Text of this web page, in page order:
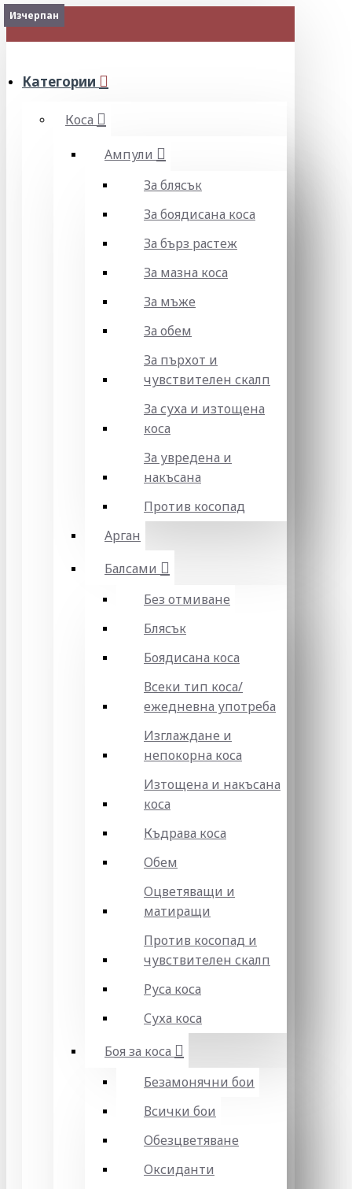
МЕНЮ
Категории
Коса
Ампули
За блясък
За боядисана коса
За бърз растеж
За мазна коса
За мъже
За обем
За пърхот и
чувствителен скалп
За суха и изтощена
коса
За увредена и
накъсана
Против косопад
Арган
Балсами
Без отмиване
Блясък
Боядисана коса
Всеки тип коса/
ежедневна употреба
Изглаждане и
непокорна коса
Изтощена и накъсана
коса
Къдрава коса
Обем
Оцветяващи и
матиращи
Против косопад и
чувствителен скалп
Руса коса
Суха коса
Боя за коса
Безамонячни бои
Всички бои
Обезцветяване
Оксиданти
2-3 Days
Изчерпан
Изчерпан